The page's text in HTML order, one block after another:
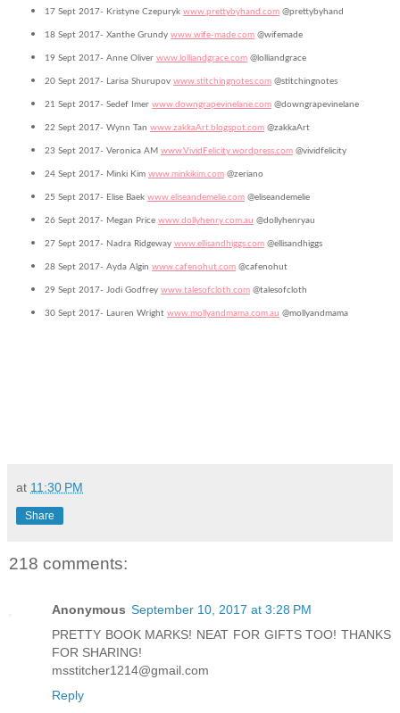
17 Sept 2017- Kristyne Czepuryk www.prettybyhand.com @prettybyhand
18 Sept 2017- Xanthe Grundy www.wife-made.com @wifemade
19 Sept 2017- Anne Oliver www.lolliandgrace.com @lolliandgrace
20 Sept 2017- Larisa Shurupov www.stitchingnotes.com @stitchingnotes
21 Sept 2017- Sedef Imer www.downgrapevinelane.com @downgrapevinelane
22 Sept 2017- Wynn Tan www.zakkaArt.blogspot.com @zakkaArt
23 Sept 2017- Veronica AM www.VividFelicity.wordpress.com @vividfelicity
24 Sept 2017- Minki Kim www.minkikim.com @zeriano
25 Sept 2017- Elise Baek www.eliseandemelie.com @eliseandemelie
26 Sept 2017- Megan Price www.dollyhenry.com.au @dollyhenryau
27 Sept 2017- Nadra Ridgeway www.ellisandhiggs.com @ellisandhiggs
28 Sept 2017- Ayda Algin www.cafenohut.com @cafenohut
29 Sept 2017- Jodi Godfrey www.talesofcloth.com @talesofcloth
30 Sept 2017- Lauren Wright www.mollyandmama.com.au @mollyandmama
at 11:30 PM
Share
218 comments:
Anonymous September 10, 2017 at 3:28 PM
PRETTY BOOK MARKS! NEAT FOR GIFTS TOO! THANKS
FOR SHARING!
msstitcher1214@gmail.com
Reply